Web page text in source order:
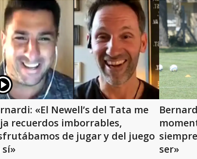
«El Newell’s del Tata me
recuerdos imborrables,
de jugar y del juego
sí»
ser»